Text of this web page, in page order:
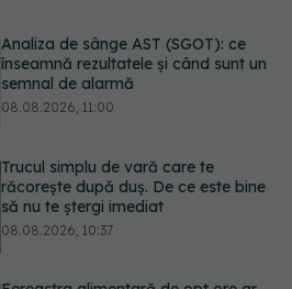
Analiza de sânge AST (SGOT): ce
înseamnă rezultatele și când sunt un
semnal de alarmă
08.08.2026, 11:00
Trucul simplu de vară care te
răcorește după duș. De ce este bine
să nu te ștergi imediat
08.08.2026, 10:37